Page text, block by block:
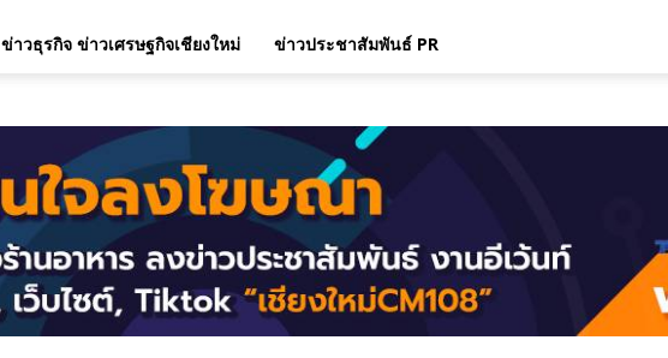
ข่าวธุรกิจ ข่าวเศรษฐกิจเชียงใหม่ ข่าวประชาสัมพันธ์ PR